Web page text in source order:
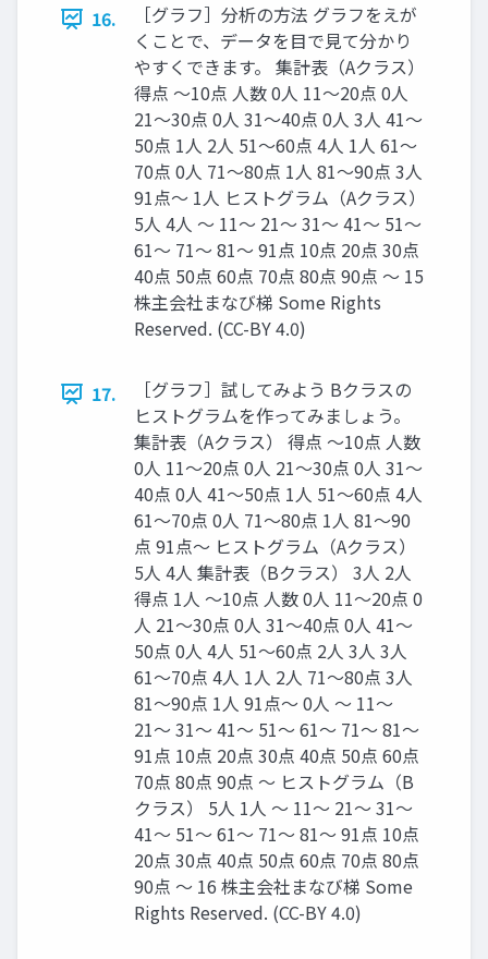
16.
［グラフ］分析の方法 グラフをえが
くことで、データを目で見て分かり
やすくできます。 集計表（Aクラス）
得点 〜10点 人数 0人 11〜20点 0人
21〜30点 0人 31〜40点 0人 3人 41〜
50点 1人 2人 51〜60点 4人 1人 61〜
70点 0人 71〜80点 1人 81〜90点 3人
91点〜 1人 ヒストグラム（Aクラス）
5人 4人 〜 11〜 21〜 31〜 41〜 51〜
61〜 71〜 81〜 91点 10点 20点 30点
40点 50点 60点 70点 80点 90点 〜 15
株主会社まなび梯 Some Rights
Reserved. (CC-BY 4.0)
17.
［グラフ］試してみよう Bクラスの
ヒストグラムを作ってみましょう。
集計表（Aクラス） 得点 〜10点 人数
0人 11〜20点 0人 21〜30点 0人 31〜
40点 0人 41〜50点 1人 51〜60点 4人
61〜70点 0人 71〜80点 1人 81〜90
点 91点〜 ヒストグラム（Aクラス）
5人 4人 集計表（Bクラス） 3人 2人
得点 1人 〜10点 人数 0人 11〜20点 0
人 21〜30点 0人 31〜40点 0人 41〜
50点 0人 4人 51〜60点 2人 3人 3人
61〜70点 4人 1人 2人 71〜80点 3人
81〜90点 1人 91点〜 0人 〜 11〜
21〜 31〜 41〜 51〜 61〜 71〜 81〜
91点 10点 20点 30点 40点 50点 60点
70点 80点 90点 〜 ヒストグラム（B
クラス） 5人 1人 〜 11〜 21〜 31〜
41〜 51〜 61〜 71〜 81〜 91点 10点
20点 30点 40点 50点 60点 70点 80点
90点 〜 16 株主会社まなび梯 Some
Rights Reserved. (CC-BY 4.0)